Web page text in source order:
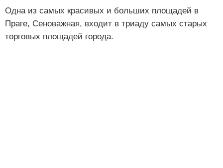
Одна из самых красивых и больших площадей в
Праге, Сеноважная, входит в триаду самых старых
торговых площадей города.